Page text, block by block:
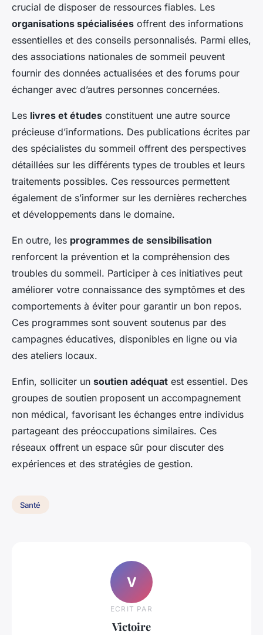
crucial de disposer de ressources fiables. Les
organisations spécialisées offrent des informations
essentielles et des conseils personnalisés. Parmi elles,
des associations nationales de sommeil peuvent
fournir des données actualisées et des forums pour
échanger avec d’autres personnes concernées.
Les livres et études constituent une autre source
précieuse d’informations. Des publications écrites par
des spécialistes du sommeil offrent des perspectives
détaillées sur les différents types de troubles et leurs
traitements possibles. Ces ressources permettent
également de s’informer sur les dernières recherches
et développements dans le domaine.
En outre, les programmes de sensibilisation
renforcent la prévention et la compréhension des
troubles du sommeil. Participer à ces initiatives peut
améliorer votre connaissance des symptômes et des
comportements à éviter pour garantir un bon repos.
Ces programmes sont souvent soutenus par des
campagnes éducatives, disponibles en ligne ou via
des ateliers locaux.
Enfin, solliciter un soutien adéquat est essentiel. Des
groupes de soutien proposent un accompagnement
non médical, favorisant les échanges entre individus
partageant des préoccupations similaires. Ces
réseaux offrent un espace sûr pour discuter des
expériences et des stratégies de gestion.
Santé
V
ECRIT PAR
Victoire